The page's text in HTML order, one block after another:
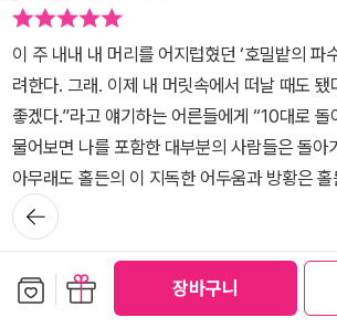
장바구니
며 불만을 쏟아내는 그의 모습은 우리들의 모습
나의 모습이고, 내 친구의 모습이고, 우리 부모
모습이다. 홀든은 어디에나 있다. 홀든은 특별
매우 솔직하다. 솔직하지 못한 채 자신을 숨기
반항심을 표출하는 홀든은 더 정상적이다. 홀든
방과 후 엄마에게 털어놓는 불평불만이고, 우
땅한 친구를 뒷다마까는 불평불만이다. 그는
던 것이 아닌가 생각한다. 부유한 유태계 아버
머니 사이에서 태어난 홀든은 육군사관학교를
게 이해시키고 싶지도 않은 불안을 기반으로 한
그리고 소설 내내 보여지는 홀든의 방황은 비
우리 모두의 마음 속에 한번은 꿈꾸었을 일탈이
다. 이 책의 제목이기도 한 '호밀밭의 파수꾼'은
는 그 무엇이다. 정말 되고 싶은 것이라고 홀든
시에 그는 지독한 혼란을 느낀다. 보이지 않는
지 아이들을 잡아주고 싶다는 그의 말은 오히려
다는 간절한 외침으로 들린다. 이 책의 결말이
일 것이다. 병동에서 자신이 냉소하던 친구들과
그립다고 하면서, 역설적으로 말을 하지 말라며
이의 몸이 어른의 몸으로 넘어가는 시기가 되어
사고도 예전하고는 다르게 어른의 사고를 닮아
지만 주변에선 '아직 넌 어른이 아니야....그냥
는 학생에 불과하지!!'....이런식으로...성장은 하
도 아니고...그렇다고 아이취급도 아닌 어정쩡
어른도 아닌 청소년이란 허울좋은 명칭을 만들
놓고는...실제로 행동은 아이취급을 하고 있는
아직 그네들은 덜성숙해보이는 인간에 불과하
사실 알고보면....정신적으로 더욱더 성숙한 사
이 주 내내 내 머리를 어지럽혔던 ‘호밀밭의 파
려한다. 그래. 이제 내 머릿속에서 떠날 때도 됐
좋겠다.”라고 얘기하는 어른들에게 “10대로
물어보면 나를 포함한 대부분의 사람들은 돌아
아무래도 홀든의 이 지독한 어두움과 방황은
것이라는 방증일거다. 앞의 대부분을 차지하는
느낌, 그리고 부정적인 시각은 바로 질풍노도의
고 있었던 안경이 아닐까 한다. 어른처럼 컸지
크지 않았던 홀든이 몸도 마음도 아직 어리고
댓글 (6)
뒤로가
기